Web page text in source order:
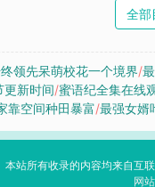
全部
领先呆萌校花一个境界/
更新时间/蜜语纪全集在线
靠空间种田暴富/最强女婿
本站所有收录的内容均来自互
网